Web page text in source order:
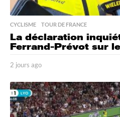
CYCLISME ,TOUR DE FRANCE
La déclaration
Ferrand-Prévot sur
2 jours ago
o
u
r
s